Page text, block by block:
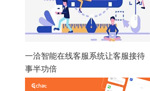
一洽智能在线客服系统让客服接待
事半功倍